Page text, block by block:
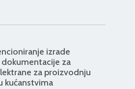
izrade
za
za proizvodnju
kućanstvima